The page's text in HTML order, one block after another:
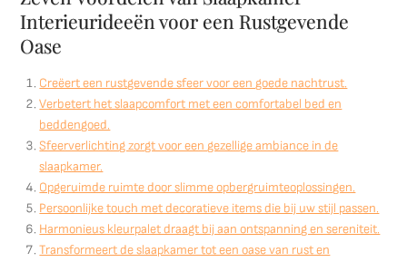
Interieurideeën voor een Rustgevende
Oase
Creëert een rustgevende sfeer voor een goede nachtrust.
Verbetert het slaapcomfort met een comfortabel bed en
beddengoed.
Sfeerverlichting zorgt voor een gezellige ambiance in de
slaapkamer.
Opgeruimde ruimte door slimme opbergruimteoplossingen.
Persoonlijke touch met decoratieve items die bij uw stijl passen.
Harmonieus kleurpalet draagt bij aan ontspanning en sereniteit.
Transformeert de slaapkamer tot een oase van rust en